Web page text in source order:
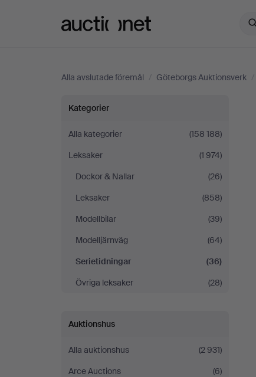
Alla avslutade föremål / Göteborgs Auktionsverk /
Serietidningar
på
Göteborgs
Auktionsverk
Kategorier
Alla kategorier
(158 188)
Leksaker
(1 974)
Dockor & Nallar
(26)
Leksaker
(858)
Modellbilar
(39)
Modelljärnväg
(64)
Serietidningar
(36)
Övriga leksaker
(28)
Auktionshus
Alla auktionshus
(2 931)
Arce Auctions
(6)